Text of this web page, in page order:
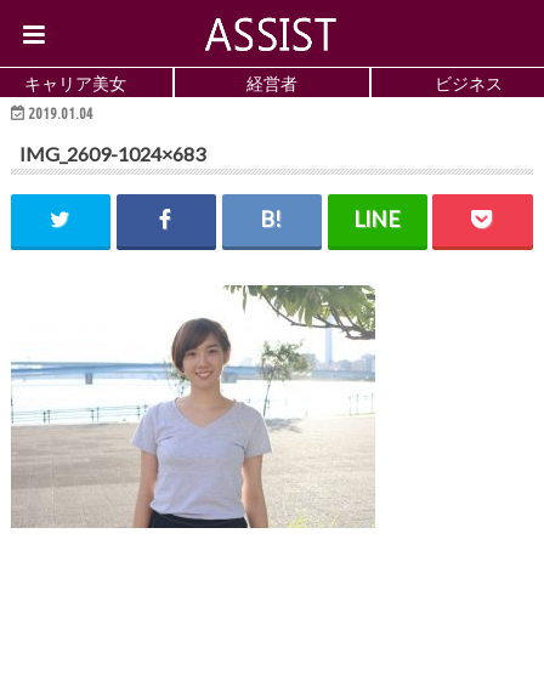
キャリア美女 経営者 ビジネス
2019.01.04
IMG_2609-1024×683